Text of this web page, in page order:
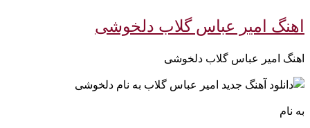
اهنگ امیر عباس گلاب دلخوشی
اهنگ امیر عباس گلاب دلخوشی
به نام